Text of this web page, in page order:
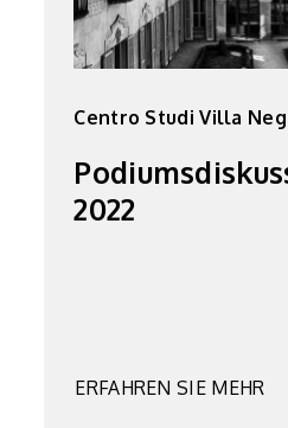
Centro Studi Villa
2022
ERFAHREN SIE MEHR